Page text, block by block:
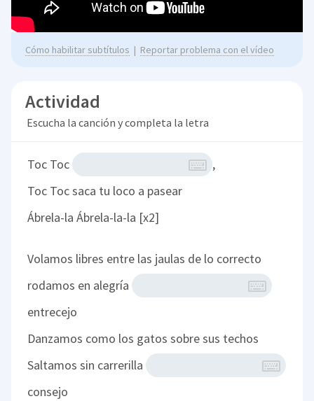
Cómo habilitar subtítulos | Reportar problema con el vídeo
Actividad
Escucha la canción y completa la letra
Toc Toc
,
Toc Toc saca tu loco a pasear
Ábrela-la Ábrela-la-la [x2]
Volamos libres entre las jaulas de lo correcto
rodamos en alegría
entrecejo
Danzamos como los gatos sobre sus techos
Saltamos sin carrerilla
consejo